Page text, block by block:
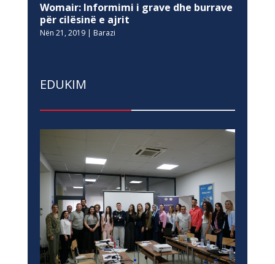
Womair: Informimi i grave dhe burrave
për cilësinë e ajrit
Nën 21, 2019| Barazi
EDUKIM